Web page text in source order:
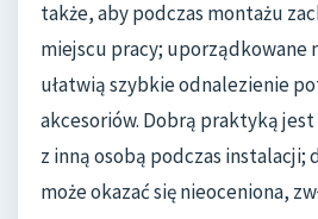
także, aby podczas montażu
miejscu pracy; uporządkowane
ułatwią szybkie odnalezienie
akcesoriów. Dobrą praktyką jest
z inną osobą podczas instalacji;
może okazać się nieoceniona,